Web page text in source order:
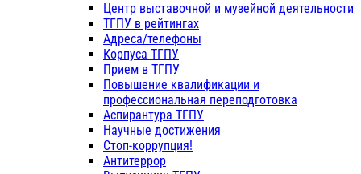
Центр выставочной и музейной деятельности
ТГПУ в рейтингах
Адреса/телефоны
Корпуса ТГПУ
Прием в ТГПУ
Повышение квалификации и
профессиональная переподготовка
Аспирантура ТГПУ
Научные достижения
Стоп-коррупция!
Антитеррор